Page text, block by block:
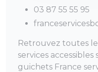
03 87 55 55 95
Retrouvez toutes
services
guichets France